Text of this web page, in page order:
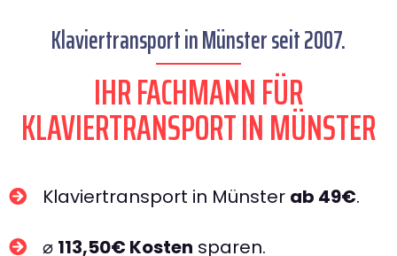
Klaviertransport in Münster seit 2007.
IHR FACHMANN FÜR
KLAVIERTRANSPORT IN MÜNSTER​
Klaviertransport in Münster ab 49€.
⌀ 113,50€ Kosten sparen.